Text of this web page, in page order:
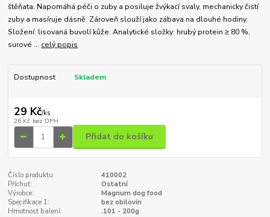
štěňata. Napomáhá péči o zuby a posiluje žvýkací svaly, mechanicky čistí
zuby a masíruje dásně. Zároveň slouží jako zábava na dlouhé hodiny.
Složení: lisovaná buvolí kůže. Analytické složky: hrubý protein ≥ 80 %,
surové ... celý popis
Dostupnost Skladem
29 Kč/ks
26 Kč bez DPH
Přidat do košíku
Číslo produktu:
410002
Příchuť:
Ostatní
Výrobce:
Magnum dog food
Specifikace 1:
bez obilovin
Hmotnost balení:
.101 - 200g